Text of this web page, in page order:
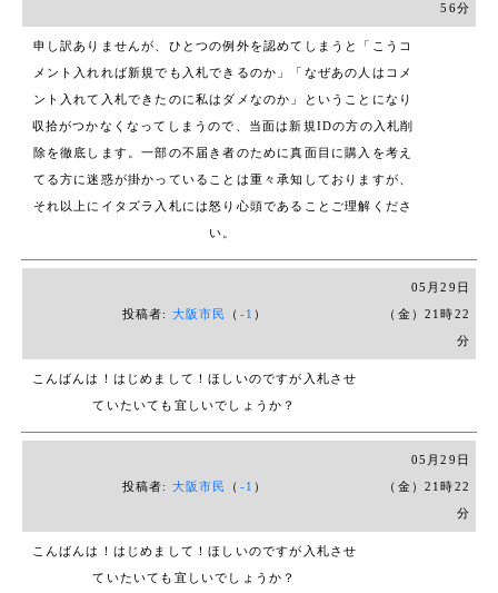
何回か争ってしまうと、その後に新規を取り消しても争う
前の価格にはならず、
取り消す1つ前の価格になってしまうため
新規の人に吊り上げられたかたちになってしまいます。
もしその状態で落札されても当方では争う前の価格に下げ
ることはできません。
その時点での落札額で取引していただきます。
なので絶対に新規IDの人がトップになっているときは値段
を上げないで下さい。
あと、それと同様に自動入札での入札もしないことを推奨
します。
例えば現在価格が1000円のときに10000円までなら出せる
間に新規の人が9900円を入札すると一気に10000円まで跳
ね上がり
結果吊り上げられたかたちになってしまいます。
そのため自動入札システムもお勧めしません
ご覧いただきありがとうございます
伊都高校
＊商品説明＊
56分
申し訳ありませんが、ひとつの例外を認めてしまうと 「こうコ
メント入れれば新規でも入札できるのか」「なぜあの人はコメ
ント入れて入札できたのに私はダメなのか」 ということになり
収拾がつかなくなってしまうので、 当面は新規IDの方の入札削
除を徹底します。一部の不届き者のために真面目に購入を考え
てる方に迷惑が掛かっていることは重々承知しておりますが、
それ以上にイタズラ入札には怒り心頭であることご理解くださ
い。
投稿者: 大阪市民 （ -1 ）
05月29日
（金）21時22
分
こんばんは！ はじめまして！ほしいのですが入札させ
ていたいても宜しいでしょうか？
投稿者: 大阪市民 （ -1 ）
05月29日
（金）21時22
分
こんばんは！ はじめまして！ほしいのですが入札させ
ていたいても宜しいでしょうか？